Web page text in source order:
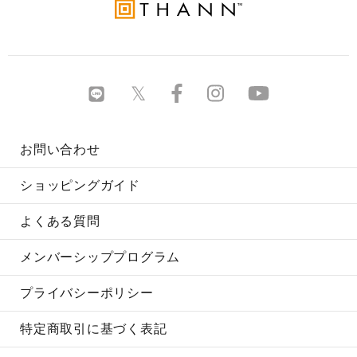
お問い合わせ
ショッピングガイド
よくある質問
メンバーシッププログラム
プライバシーポリシー
特定商取引に基づく表記